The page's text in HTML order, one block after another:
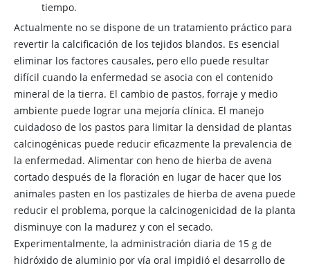
tiempo.
Actualmente no se dispone de un tratamiento práctico para
revertir la calcificación de los tejidos blandos. Es esencial
eliminar los factores causales, pero ello puede resultar
difícil cuando la enfermedad se asocia con el contenido
mineral de la tierra. El cambio de pastos, forraje y medio
ambiente puede lograr una mejoría clínica. El manejo
cuidadoso de los pastos para limitar la densidad de plantas
calcinogénicas puede reducir eficazmente la prevalencia de
la enfermedad. Alimentar con heno de hierba de avena
cortado después de la floración en lugar de hacer que los
animales pasten en los pastizales de hierba de avena puede
reducir el problema, porque la calcinogenicidad de la planta
disminuye con la madurez y con el secado.
Experimentalmente, la administración diaria de 15 g de
hidróxido de aluminio por vía oral impidió el desarrollo de